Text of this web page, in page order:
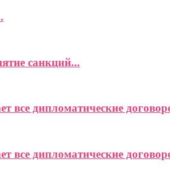
санкций...
дипломатические
дипломатические